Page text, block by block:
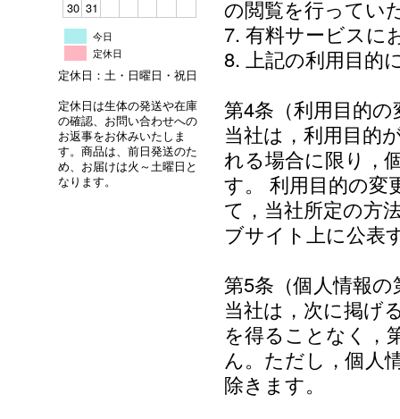
30 31
今日
定休日
定休日：土・日曜日・祝日
定休日は生体の発送や在庫
の確認、お問い合わせへの
お返事をお休みいたしま
す。商品は、前日発送のた
め、お届けは火～土曜日と
なります。
の閲覧を行ってい
7. 有料サービスに
8. 上記の利用目的
第4条（利用目的
当社は，利用目的
れる場合に限り，
す。 利用目的の変
て，当社所定の方
ブサイト上に公
第5条（個人情報
当社は，次に掲げ
を得ることなく，
ん。ただし，個人
除きます。